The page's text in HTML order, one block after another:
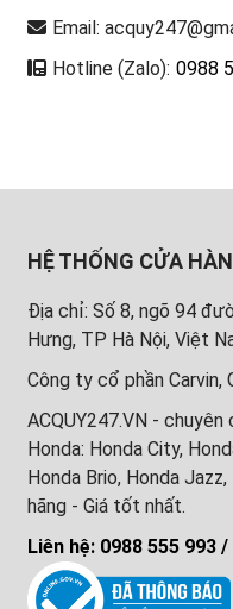
Email:
Hotline (Zalo): 0988
HỆ THỐNG CỬA
Địa chỉ: Số 8, ngõ 94
Hưng, TP Hà Nội, Việt
Công ty cổ phần Carvin,
ACQUY247.VN -
Honda: Honda City,
Honda Brio, Honda
hãng - Giá tốt nhất.
Liên hệ: 0988 555 993